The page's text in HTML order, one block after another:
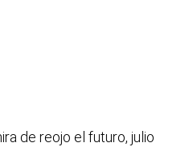
de reojo el futuro, julio